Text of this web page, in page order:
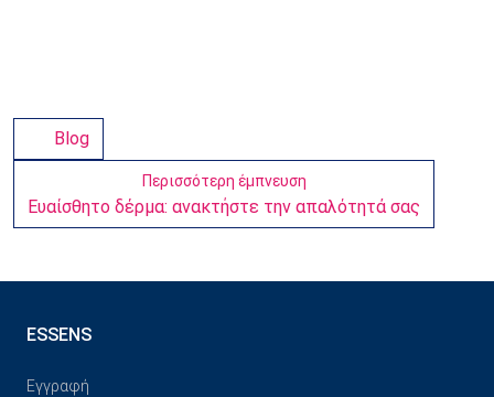
Blog
Περισσότερη έμπνευση
Ευαίσθητο δέρμα: ανακτήστε την απαλότητά σας
ESSENS
Εγγραφή